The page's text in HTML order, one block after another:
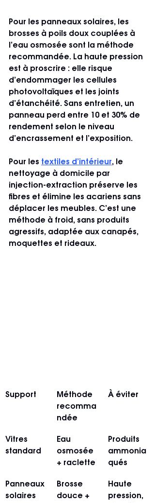
Pour les panneaux solaires, les
brosses à poils doux couplées à
l’eau osmosée sont la méthode
recommandée. La haute pression
est à proscrire : elle risque
d’endommager les cellules
photovoltaïques et les joints
d’étanchéité. Sans entretien, un
panneau perd entre 10 et 30% de
rendement selon le niveau
d’encrassement et l’exposition.
Pour les textiles d’intérieur, le
nettoyage à domicile par
injection-extraction préserve les
fibres et élimine les acariens sans
déplacer les meubles. C’est une
méthode à froid, sans produits
agressifs, adaptée aux canapés,
moquettes et rideaux.
Support
Méthode
recomma
ndée
À éviter
Vitres
standard
Eau
osmosée
+ raclette
Produits
ammonia
qués
Panneaux
solaires
Brosse
douce +
Haute
pression,